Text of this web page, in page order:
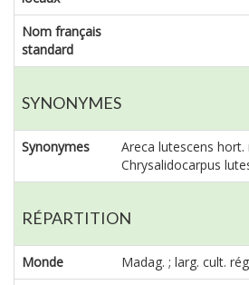
Nom français
standard
SYNONYMES
Synonymes
Areca lutescens
Chrysalidocarpus
RÉPARTITION
Monde
Madag. ; larg. cult.